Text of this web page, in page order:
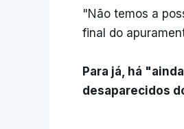
"Não temos a
final do
Para já, há
desaparecidos